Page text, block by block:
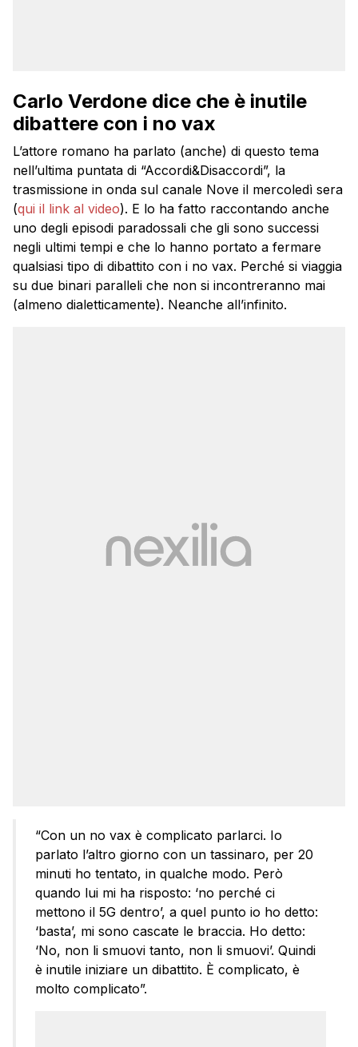
Carlo Verdone dice che è inutile
dibattere con i no vax
L’attore romano ha parlato (anche) di questo tema
nell’ultima puntata di “Accordi&Disaccordi”, la
trasmissione in onda sul canale Nove il mercoledì sera
(qui il link al video). E lo ha fatto raccontando anche
uno degli episodi paradossali che gli sono successi
negli ultimi tempi e che lo hanno portato a fermare
qualsiasi tipo di dibattito con i no vax. Perché si viaggia
su due binari paralleli che non si incontreranno mai
(almeno dialetticamente). Neanche all’infinito.
“Con un no vax è complicato parlarci. Io
parlato l’altro giorno con un tassinaro, per 20
minuti ho tentato, in qualche modo. Però
quando lui mi ha risposto: ‘no perché ci
mettono il 5G dentro’, a quel punto io ho detto:
‘basta’, mi sono cascate le braccia. Ho detto:
‘No, non li smuovi tanto, non li smuovi’. Quindi
è inutile iniziare un dibattito. È complicato, è
molto complicato”.